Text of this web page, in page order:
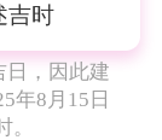
吉时
日，因此建
年8月15日